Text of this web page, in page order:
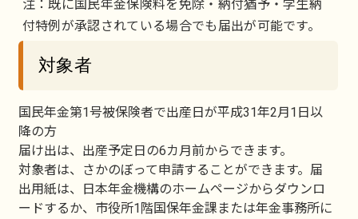
注：既に国民年金保険料を免除・納付猶予・学生納
付特例が承認されている場合でも届出が可能です。
対象者
国民年金第1号被保険者で出産日が平成31年2月1日以
降の方
届け出は、出産予定日の6カ月前からできます。
対象者は、さかのぼって申請することができます。届
出用紙は、日本年金機構のホームページからダウンロ
ードするか、市役所1階国保年金課または年金事務所に